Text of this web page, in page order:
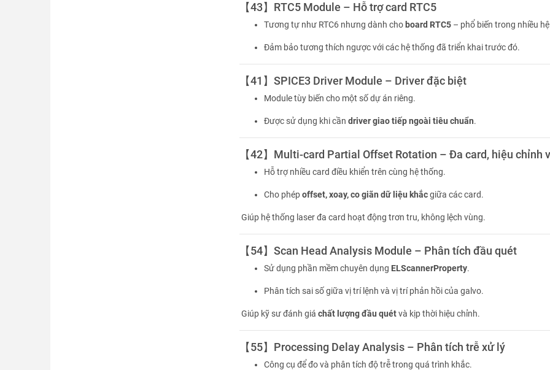
【43】RTC5 Module – Hỗ trợ card RTC5
Tương tự như RTC6 nhưng dành cho board RTC5 – phổ biến trong nhiều
Đảm bảo tương thích ngược với các hệ thống đã triển khai trước đó.
【41】SPICE3 Driver Module – Driver đặc biệt
Module tùy biến cho một số dự án riêng.
Được sử dụng khi cần driver giao tiếp ngoài tiêu chuẩn.
【42】Multi-card Partial Offset Rotation – Đa card, hiệu chỉnh
Hỗ trợ nhiều card điều khiển trên cùng hệ thống.
Cho phépoffset, xoay, co giãn dữ liệu khắcgiữa các card.
Giúp hệ thống laser đa card hoạt động trơn tru, không lệch vùng.
【54】Scan Head Analysis Module – Phân tích đầu quét
Sử dụng phần mềm chuyên dụng ELScannerProperty.
Phân tích sai số giữa vị trí lệnh và vị trí phản hồi của galvo.
Giúp kỹ sư đánh giá chất lượng đầu quétvà kịp thời hiệu chỉnh.
【55】Processing Delay Analysis – Phân tích trễ xử lý
Công cụ để đo và phân tích độ trễ trong quá trình khắc.